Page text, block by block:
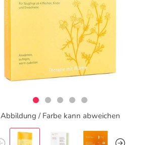
Abbildung / Farbe kann abweichen